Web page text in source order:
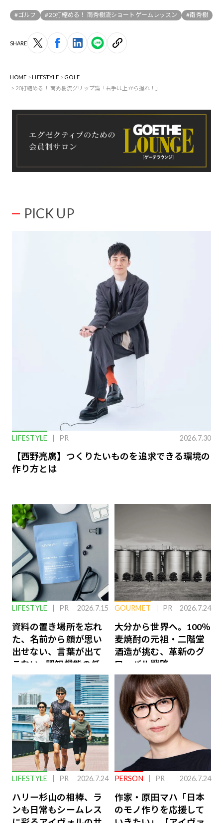
#ゴルフ #20打縮める！ 南秀樹流ショートゲームレッスン #南秀樹
SHARE
HOME LIFESTYLE
GOLF
20打縮める！ 南秀樹流グリップ論「右手は上から握れ！」
PICK UP
LIFESTYLE PR 2026.7.30
【西野亮廣】つくりたいものを追求できる環境の
作り方とは
LIFESTYLE PR 2026.7.15
資料の置き場所を忘れ
た、名前から顔が思い
出せない、言葉が出て
こない…認知機能の低
下を救う、脳のインナ
ーケアとは
GOURMET PR 2026.7.24
大分から世界へ。100％
麦焼酎の元祖・二階堂
酒造が挑む、革新のグ
ローバル戦略
LIFESTYLE PR 2026.7.24
ハリー杉山の相棒、ラ
ンも日常もシームレス
PERSON PR 2026.7.24
作家・原田マハ「日本
のモノ作りを応援して